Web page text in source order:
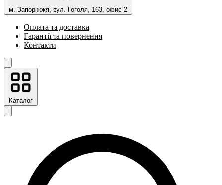
м. Запоріжжя, вул. Гоголя, 163, офис 2
Оплата та доставка
Гарантії та повернення
Контакти
Каталог